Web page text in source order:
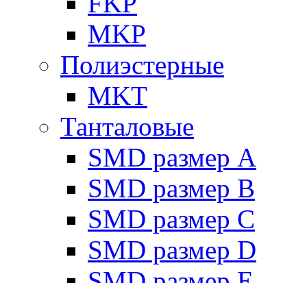
MKP
Полиэстерные
MKT
Танталовые
SMD размер A
SMD размер B
SMD размер C
SMD размер D